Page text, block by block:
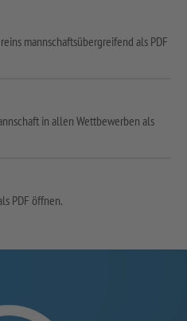
mannschaftsübergreifend als PDF
in allen Wettbewerben als
PDF öffnen.